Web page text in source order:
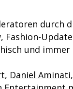
durch
Fashion-
und
, Daniel Aminati,